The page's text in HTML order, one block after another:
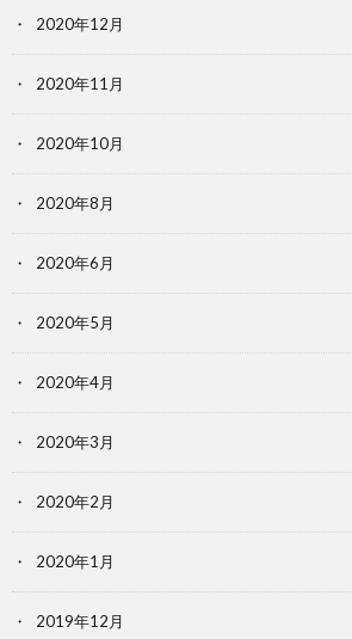
2020年12月
2020年11月
2020年10月
2020年8月
2020年6月
2020年5月
2020年4月
2020年3月
2020年2月
2020年1月
2019年12月